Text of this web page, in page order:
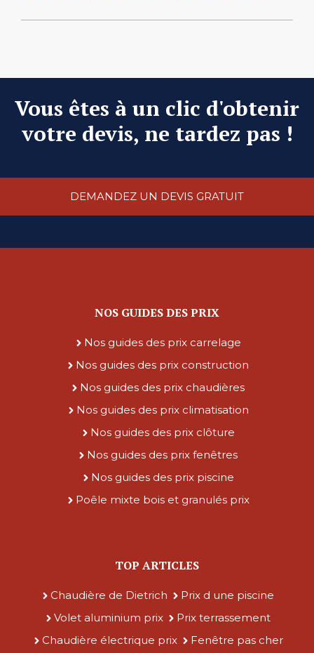
Vous êtes à un clic d'obtenir
votre devis, ne tardez pas !
DEMANDEZ UN DEVIS GRATUIT
NOS GUIDES DES PRIX
Nos guides des prix carrelage
Nos guides des prix construction
Nos guides des prix chaudières
Nos guides des prix climatisation
Nos guides des prix clôture
Nos guides des prix fenêtres
Nos guides des prix piscine
Poêle mixte bois et granulés prix
TOP ARTICLES
Chaudière de Dietrich
Prix d une piscine
Volet aluminium prix
Prix terrassement
Chaudière électrique prix
Fenêtre pas cher